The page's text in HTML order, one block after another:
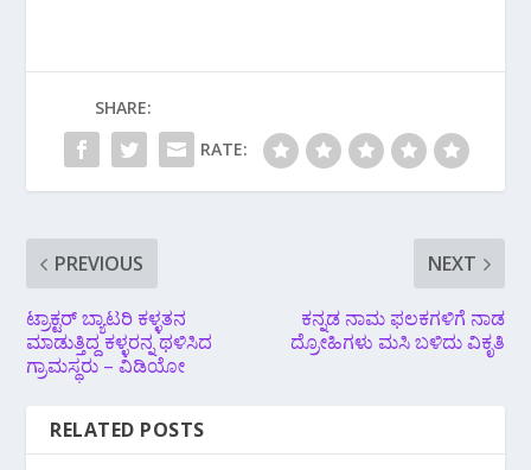
SHARE:
RATE:
PREVIOUS
ಟ್ರಾಕ್ಟರ್ ಬ್ಯಾಟರಿ ಕಳ್ಳತನ
ಮಾಡುತ್ತಿದ್ದ ಕಳ್ಳರನ್ನ ಥಳಿಸಿದ
ಗ್ರಾಮಸ್ಥರು – ವಿಡಿಯೋ
NEXT
ಕನ್ನಡ ನಾಮ ಫಲಕಗಳಿಗೆ ನಾಡ
ದ್ರೋಹಿಗಳು ಮಸಿ ಬಳಿದು ವಿಕೃತಿ
RELATED POSTS